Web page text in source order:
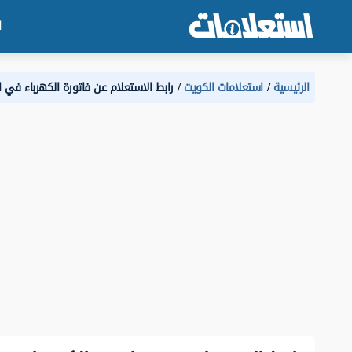
الرئيسية استعلامات الكويت رابط الاستعلام عن فاتورة الكهرباء في